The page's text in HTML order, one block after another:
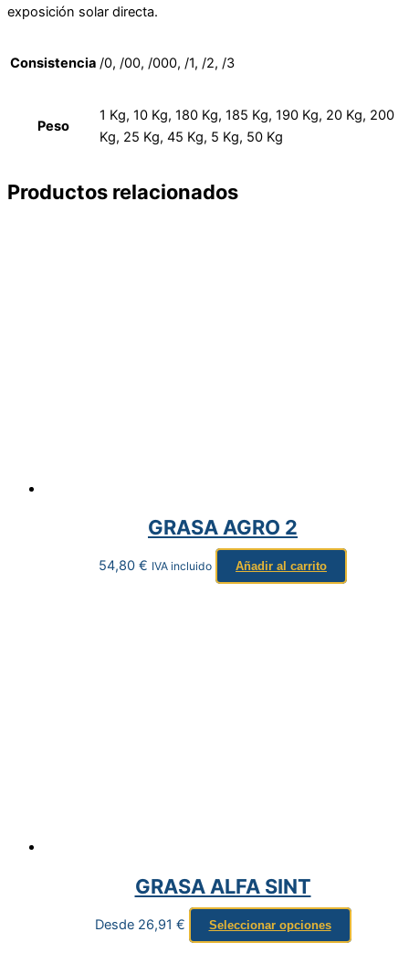
exposición solar directa.
Consistencia /0, /00, /000, /1, /2, /3
Peso
1 Kg, 10 Kg, 180 Kg, 185 Kg, 190 Kg, 20 Kg, 200
Kg, 25 Kg, 45 Kg, 5 Kg, 50 Kg
Productos relacionados
GRASA AGRO 2
54,80 € IVA incluido Añadir al carrito
GRASA ALFA SINT
Desde 26,91 € Seleccionar opciones